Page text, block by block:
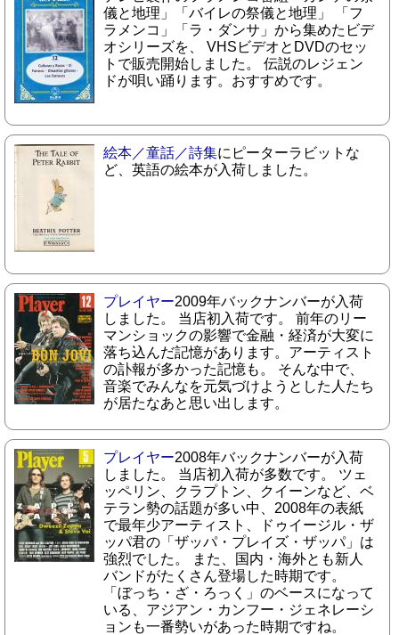
儀と地理」「バイレの祭儀と地理」 「フ
ラメンコ」「ラ・ダンサ」から集めたビデ
オシリーズを、 VHSビデオとDVDのセッ
トで販売開始しました。 伝説のレジェン
ドが唄い踊ります。おすすめです。
絵本／童話／詩集にピーターラビットな
ど、英語の絵本が入荷しました。
プレイヤー2009年バックナンバーが入荷
しました。 当店初入荷です。 前年のリー
マンショックの影響で金融・経済が大変に
落ち込んだ記憶があります。アーティスト
の訃報が多かった記憶も。 そんな中で、
音楽でみんなを元気づけようとした人たち
が居たなあと思い出します。
プレイヤー2008年バックナンバーが入荷
しました。 当店初入荷が多数です。 ツェ
ッペリン、クラプトン、クイーンなど、ベ
テラン勢の話題が多い中、2008年の表紙
で最年少アーティスト、ドゥイージル・ザ
ッパ君の「ザッパ・プレイズ・ザッパ」は
強烈でした。 また、国内・海外とも新人
バンドがたくさん登場した時期です。
「ぼっち・ざ・ろっく」のベースになって
いる、アジアン・カンフー・ジェネレーシ
ョンも一番勢いがあった時期ですね。